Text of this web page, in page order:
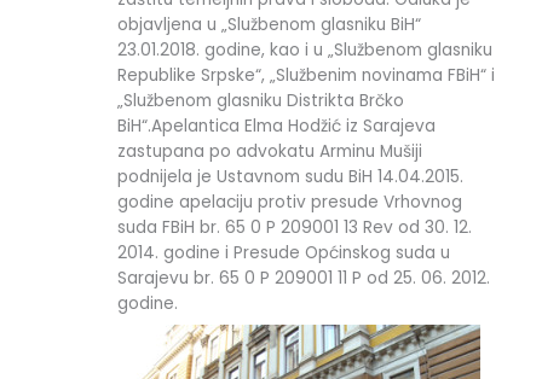
objavljena u „Službenom glasniku BiH“
23.01.2018. godine, kao i u „Službenom glasniku
Republike Srpske“, „Službenim novinama FBiH“ i
„Službenom glasniku Distrikta Brčko
BiH“.Apelantica Elma Hodžić iz Sarajeva
zastupana po advokatu Arminu Mušiji
podnijela je Ustavnom sudu BiH 14.04.2015.
godine apelaciju protiv presude Vrhovnog
suda FBiH br. 65 0 P 209001 13 Rev od 30. 12.
2014. godine i Presude Općinskog suda u
Sarajevu br. 65 0 P 209001 11 P od 25. 06. 2012.
godine.